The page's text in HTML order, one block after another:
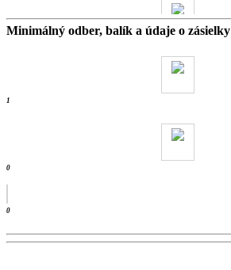
Minimálný odber, balík a údaje o zásielky
1
0
0